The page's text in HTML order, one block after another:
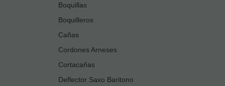
Boquillas
Boquilleros
Cañas
Cordones Arneses
Cortacañas
Deflector Saxo Baritono